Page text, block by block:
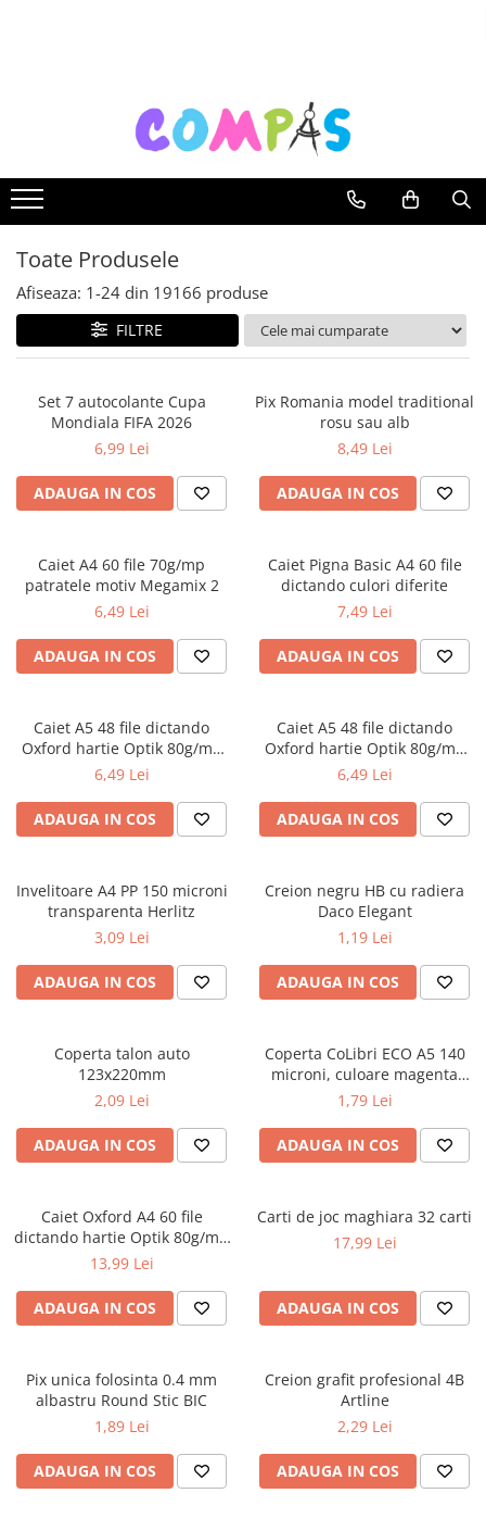
Noutăți Librăria Compas
Souvenir România
Rechizite școlare
Instrumente de scris
Stilouri școlare
Rollere și finelinere
Markere și textmarkere
Creioane grafice
Creioane colorate
Creioane cerate
Radiere
Ascutițori
Mine și rezerve
Cretă școlară și creativă
Coperți caiete si cărți
Carnete pentru elevi
Lupe și articole educative
Foarfece școlare
Globuri pământești
Cutii sandwich și caserole
Termosuri
Pahare și sticle pentru scoală
Cutii pentru depozitare
Caiete școlare și hârtie
Caiete muzică
Caiete geografie și biologie
Caiete foi veline
Vocabulare
Blocuri de desen școlare
Hârtie pentru lucru manual
Accesorii geometrie și matematică
Rigle și Echere
Compasuri
Truse geometrie
Socotitori și bețisoare pentru
numărat
Ghiozdane și rucsacuri
Toate Produsele
Afiseaza: 1-24 din 19166 produse
FILTRE
Set 7 autocolante Cupa
Mondiala FIFA 2026
6,99 Lei
ADAUGA IN COS
Pix Romania model traditional
rosu sau alb
8,49 Lei
ADAUGA IN COS
Caiet A4 60 file 70g/mp
patratele motiv Megamix 2
6,49 Lei
ADAUGA IN COS
Caiet Pigna Basic A4 60 file
dictando culori diferite
7,49 Lei
ADAUGA IN COS
Caiet A5 48 file dictando
Oxford hartie Optik 80g/mp
motiv Touch Trend
6,49 Lei
ADAUGA IN COS
Caiet A5 48 file dictando
Oxford hartie Optik 80g/mp
diverse culori
6,49 Lei
ADAUGA IN COS
Invelitoare A4 PP 150 microni
transparenta Herlitz
3,09 Lei
ADAUGA IN COS
Creion negru HB cu radiera
Daco Elegant
1,19 Lei
ADAUGA IN COS
Coperta talon auto
123x220mm
2,09 Lei
ADAUGA IN COS
Coperta CoLibri ECO A5 140
microni, culoare magenta
opac
1,79 Lei
ADAUGA IN COS
Caiet Oxford A4 60 file
dictando hartie Optik 80g/mp
Touch Pastel
13,99 Lei
ADAUGA IN COS
Carti de joc maghiara 32 carti
17,99 Lei
ADAUGA IN COS
Pix unica folosinta 0.4 mm
albastru Round Stic BIC
1,89 Lei
ADAUGA IN COS
Creion grafit profesional 4B
Artline
2,29 Lei
ADAUGA IN COS